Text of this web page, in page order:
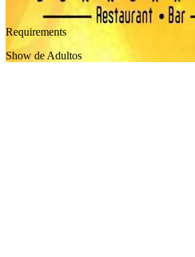
Requirements
Show de Adultos